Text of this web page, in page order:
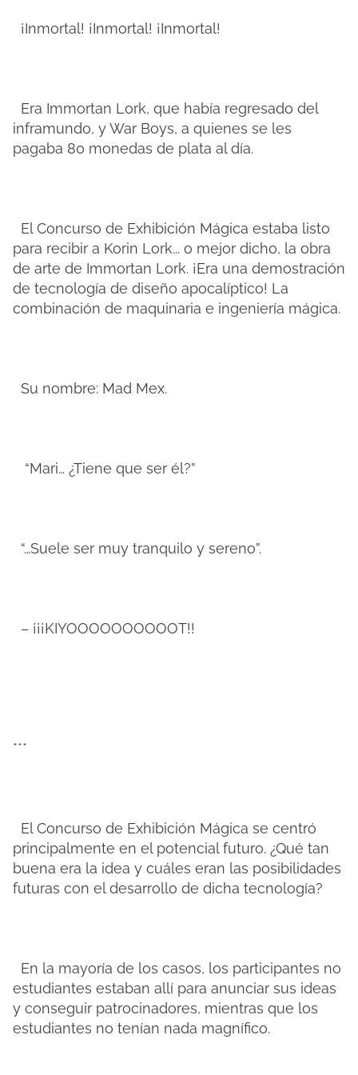
¡Inmortal! ¡Inmortal! ¡Inmortal!
Era Immortan Lork, que había regresado del
inframundo, y War Boys, a quienes se les
pagaba 80 monedas de plata al día.
El Concurso de Exhibición Mágica estaba listo
para recibir a Korin Lork... o mejor dicho, la obra
de arte de Immortan Lork. ¡Era una demostración
de tecnología de diseño apocalíptico! La
combinación de maquinaria e ingeniería mágica.
Su nombre: Mad Mex.
“Mari… ¿Tiene que ser él?”
“…Suele ser muy tranquilo y sereno”.
– ¡¡¡KIYOOOOOOOOOOT!!
***
El Concurso de Exhibición Mágica se centró
principalmente en el potencial futuro. ¿Qué tan
buena era la idea y cuáles eran las posibilidades
futuras con el desarrollo de dicha tecnología?
En la mayoría de los casos, los participantes no
estudiantes estaban allí para anunciar sus ideas
y conseguir patrocinadores, mientras que los
estudiantes no tenían nada magnífico.